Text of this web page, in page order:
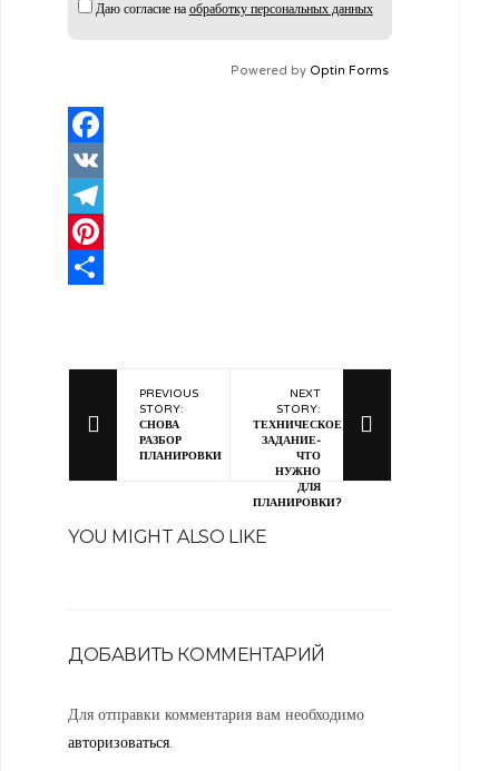
Даю согласие на обработку персональных данных
Powered by Optin Forms
Facebook
VK
Telegram
Pinterest
PREVIOUS
STORY:
СНОВА
РАЗБОР
ПЛАНИРОВКИ
NEXT
STORY:
ТЕХНИЧЕСКОЕ
ЗАДАНИЕ-
ЧТО
НУЖНО
ДЛЯ
ПЛАНИРОВКИ?
YOU MIGHT ALSO LIKE
ДОБАВИТЬ КОММЕНТАРИЙ
Для отправки комментария вам необходимо
авторизоваться.